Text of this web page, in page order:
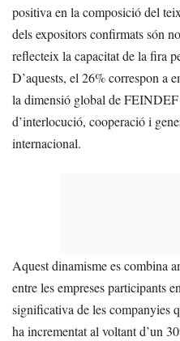
positiva en la composició del
dels expositors confirmats són
reflecteix la capacitat de la fira
D’aquests, el 26% correspon a
la dimensió global de
d’interlocució, cooperació i
internacional.
Aquest dinamisme es combina
entre les empreses participants
significativa de les companyies
ha incrementat al voltant d’un